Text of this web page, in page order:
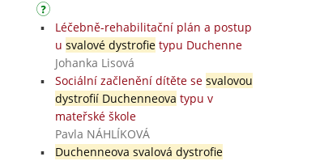
Léčebně-rehabilitační plán a postup
u svalové dystrofietypu Duchenne
Johanka Lisová
Sociální začlenění dítěte se svalovou
dystrofií Duchenneova typu v
mateřské škole
Pavla NÁHLÍKOVÁ
Duchenneova svalová dystrofie